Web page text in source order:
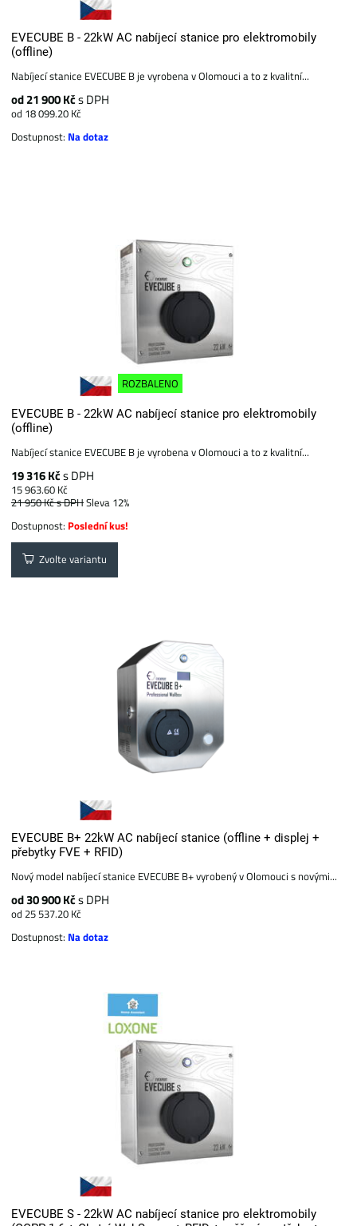
EVECUBE B - 22kW AC nabíjecí stanice pro elektromobily
(offline)
Nabíjecí stanice EVECUBE B je vyrobena v Olomouci a to z kvalitní...
od 21 900 Kčs DPH
od 18 099.20 Kč
Dostupnost: Na dotaz
ROZBALENO
EVECUBE B - 22kW AC nabíjecí stanice pro elektromobily
(offline)
Nabíjecí stanice EVECUBE B je vyrobena v Olomouci a to z kvalitní...
19 316 Kčs DPH
15 963.60 Kč
21 950 Kčs DPHSleva 12%
Dostupnost: Poslední kus!
Zvolte variantu
EVECUBE B+ 22kW AC nabíjecí stanice (offline + displej +
přebytky FVE + RFID)
Nový model nabíjecí stanice EVECUBE B+ vyrobený v Olomouci s novými...
od 30 900 Kčs DPH
od 25 537.20 Kč
Dostupnost: Na dotaz
EVECUBE S - 22kW AC nabíjecí stanice pro elektromobily